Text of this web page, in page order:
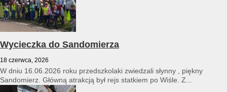
Wycieczka do Sandomierza
18 czerwca, 2026
W dniu 16.06.2026 roku przedszkolaki zwiedzali słynny , piękny
Sandomierz. Główną atrakcją był rejs statkiem po Wiśle. Z...